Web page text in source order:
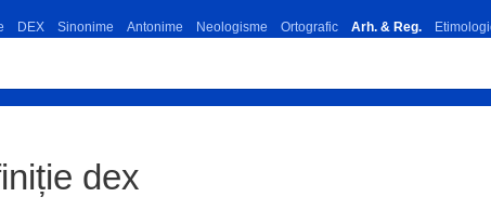
DEX Sinonime Antonime Neologisme Ortografic Arh. & Reg.
dex